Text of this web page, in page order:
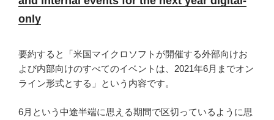
only
要約すると「米国マイクロソフトが開催する外部向けお
よび内部向けのすべてのイベントは、2021年6月までオン
ライン形式とする」という内容です。
6月という中途半端に思える期間で区切っているように思